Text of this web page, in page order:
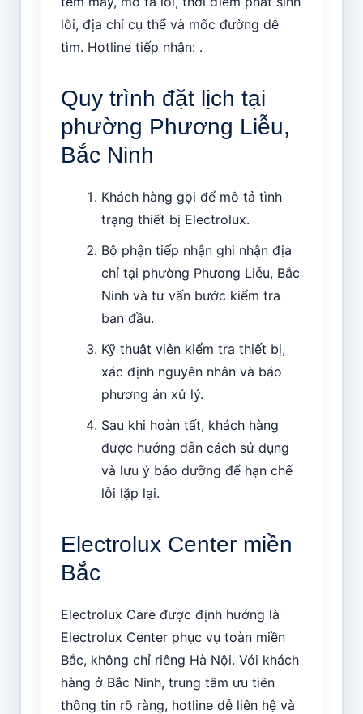
lỗi, địa chỉ cụ thể và mốc đường dễ
tìm. Hotline tiếp nhận: .
Quy trình đặt lịch tại
phường Phương Liễu,
Bắc Ninh
Khách hàng gọi để mô tả tình
trạng thiết bị Electrolux.
Bộ phận tiếp nhận ghi nhận địa
chỉ tại phường Phương Liễu, Bắc
Ninh và tư vấn bước kiểm tra
ban đầu.
Kỹ thuật viên kiểm tra thiết bị,
xác định nguyên nhân và báo
phương án xử lý.
Sau khi hoàn tất, khách hàng
được hướng dẫn cách sử dụng
và lưu ý bảo dưỡng để hạn chế
lỗi lặp lại.
Electrolux Center miền
Bắc
Electrolux Care được định hướng là
Electrolux Center phục vụ toàn miền
Bắc, không chỉ riêng Hà Nội. Với khách
hàng ở Bắc Ninh, trung tâm ưu tiên
thông tin rõ ràng, hotline dễ liên hệ và